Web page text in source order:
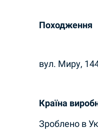
Походження
вул. Миру,
Країна
Зроблено в